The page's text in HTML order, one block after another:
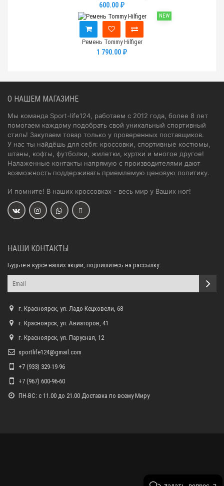
600.00 ₽
NEW
Ремень Tommy Hilfiger
1 790.00 ₽
О НАШЕМ МАГАЗИНЕ
Мы команда Sport-life124, работаем с 2012 года, более 8 лет
помогаем каждому подобрать свой уникальный спортивный
стиль! Закупаем товар только у проверенных поставщиков.
У нас ты найдёшь для себя: кроссовки, спортивные костюмы,
штаны, кофты, футболки, жилетки, куртки и многое другое!
Налаженные контакты напрямую с производителями дают
возможность поддерживать приемлемую ценовую политику.
И помните! В наших кроссовках - весь мир у Ваших ног!
НАШИ КОНТАКТЫ
Будьте в курсе наших акций, подпишитесь на рассылку:
г. Красноярск, ул. Ладо Кецховели, 68
г. Красноярск, ул. Авиаторов, 41
г. Красноярск, ул. Парусная, 12
sportlife124@gmail.com
+7 (933) 329-19-96
+7 (967) 600-96-60
ПН-ВС: с 11.00 до 21.00 Доставка по всему Миру